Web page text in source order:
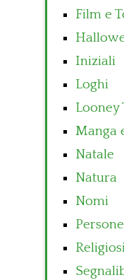
Film e
Iniziali
Loghi
Looney
Manga
Natale
Natura
Nomi